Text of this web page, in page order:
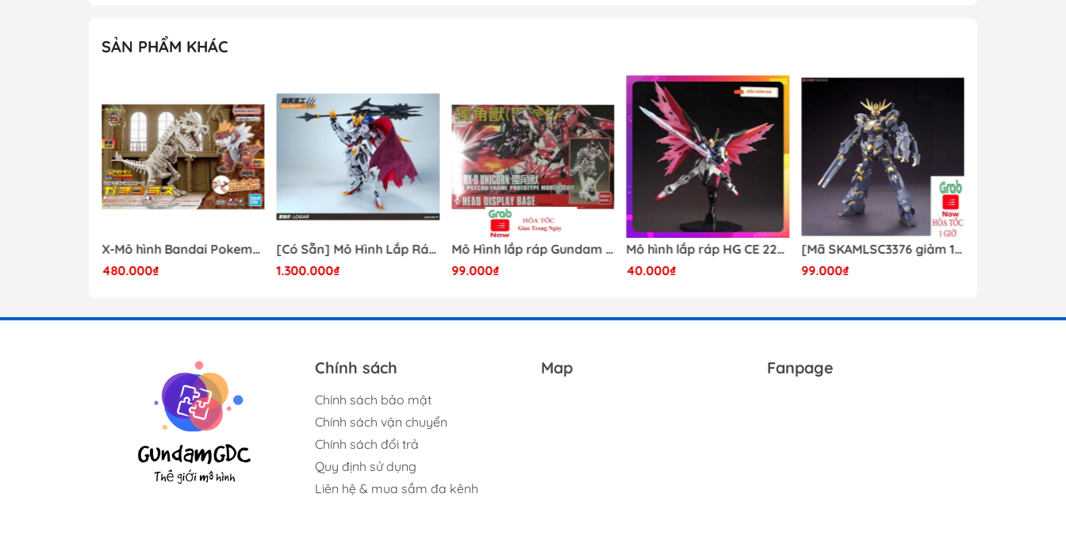
Sơn BT
Sơn Sunin 7
Sơn Gaia
SẢN PHẨM KHÁC
X-Mô hình Bandai Pokemon PLAMO COLLECTION Fossil Pokemon Series Tyrantrum
480.000₫
[Có Sẵn] Mô Hình Lắp Ráp 1/60 Barbatos Logar Wolf Remains Meavy Industries
1.300.000₫
Mô Hình lắp ráp Gundam HG RX-0 Unicorn Gundam Destroy Mode 100 Daban
99.000₫
Mô hình lắp ráp HG CE 224 Destiny Revive Daban [TẶNG WING EFFECT]
40.000₫
[Mã SKAMLSC3376 giảm 10% đơn 100K] Mô Hình lắp ráp Gundam HG Unicorn Gundam 02 Banshee (Destroy Mode) 134 Daban
99.000₫
Chính sách
Chính sách bảo mật
Chính sách vận chuyển
Chính sách đổi trả
Quy định sử dụng
Liên hệ & mua sắm đa kênh
Map Fanpage